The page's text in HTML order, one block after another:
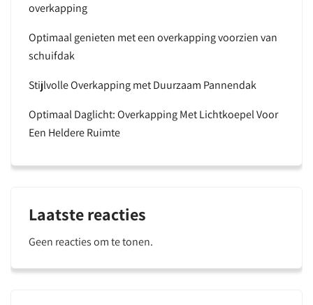
overkapping
Optimaal genieten met een overkapping voorzien van
schuifdak
Stijlvolle Overkapping met Duurzaam Pannendak
Optimaal Daglicht: Overkapping Met Lichtkoepel Voor
Een Heldere Ruimte
Laatste reacties
Geen reacties om te tonen.